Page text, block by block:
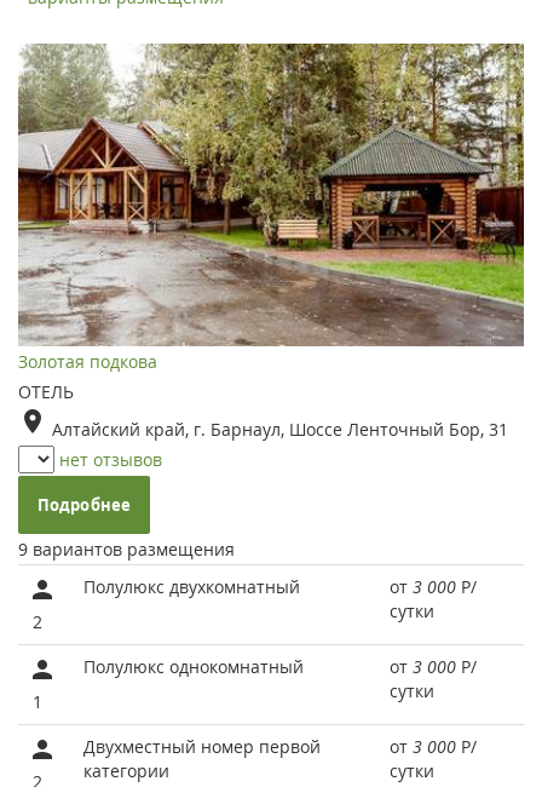
Золотая подкова
ОТЕЛЬ
Алтайский край, г. Барнаул, Шоссе Ленточный Бор, 31
нет отзывов
Подробнее
9 вариантов размещения
2
Полулюкс двухкомнатный от 3 000 Р/
сутки
1
Полулюкс однокомнатный от 3 000 Р/
сутки
2
Двухместный номер первой
категории
от 3 000 Р/
сутки